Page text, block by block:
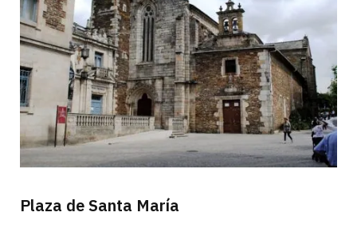
Plaza de Santa María